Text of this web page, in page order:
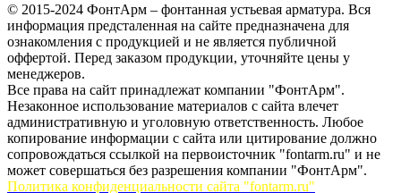
© 2015-2024 ФонтАрм – фонтанная устьевая арматура. Вся
информация предсталенная на сайте предназначена для
ознакомления с продукцией и не является публичной
оффертой. Перед заказом продукции, уточняйте цены у
менеджеров.
Все права на сайт принадлежат компании "ФонтАрм".
Незаконное использование материалов с сайта влечет
административную и уголовную ответственность. Любое
копирование информации с сайта или цитирование должно
сопровождаться ссылкой на первоисточник "fontarm.ru" и не
может совершаться без разрешения компании "ФонтАрм".
Политика конфиденциальности сайта "fontarm.ru"